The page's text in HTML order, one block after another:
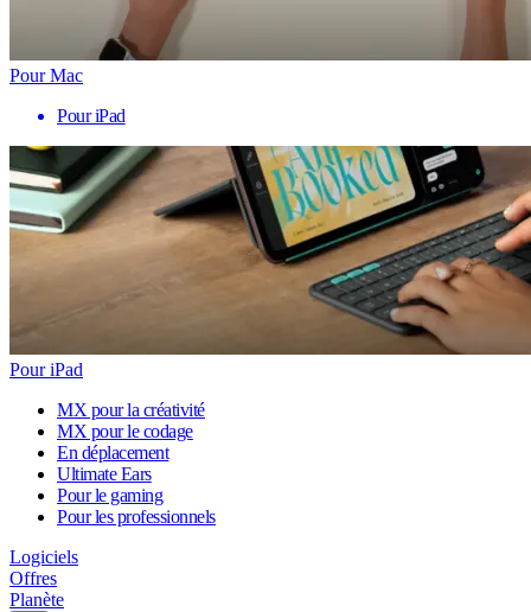
Pour Mac
Pour iPad
Pour iPad
MX pour la créativité
MX pour le codage
En déplacement
Ultimate Ears
Pour le gaming
Pour les professionnels
Logiciels
Offres
Planète